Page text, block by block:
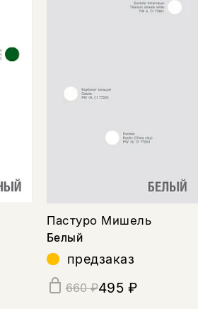
Пастуро Мишель
Белый
предзаказ
660 ₽495 ₽